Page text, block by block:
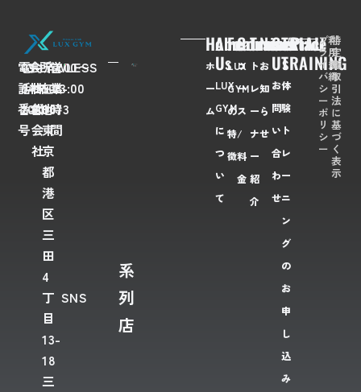
電
話
番
号
03-
6435-
2028
会
社
名
FLAWLESS
株
式
会
社
所
在
地
〒
108-
0073
東
京
都
港
区
三
田
4
丁
目
13-
18
三
営
業
時
間
7:00〜
23:00
SNS
系
列
店
Home
ホ
ー
ム
About
Us
LUX
GYM
に
つ
い
て
Feaures
LUX
GYM
の
特
徴
Course/Price
コ
ー
ス
/
料
金
Trainer
ト
レ
ー
ナ
ー
紹
介
News
お
知
ら
せ
Contact
Us
お
問
い
合
わ
せ
TRIAL
TRAINING
体
験
ト
レ
ー
ニ
ン
グ
の
お
申
し
込
み
プ
ラ
イ
バ
シ
ー
ポ
リ
シ
ー
利
用
規
約
特
定
商
取
引
法
に
基
づ
く
表
示